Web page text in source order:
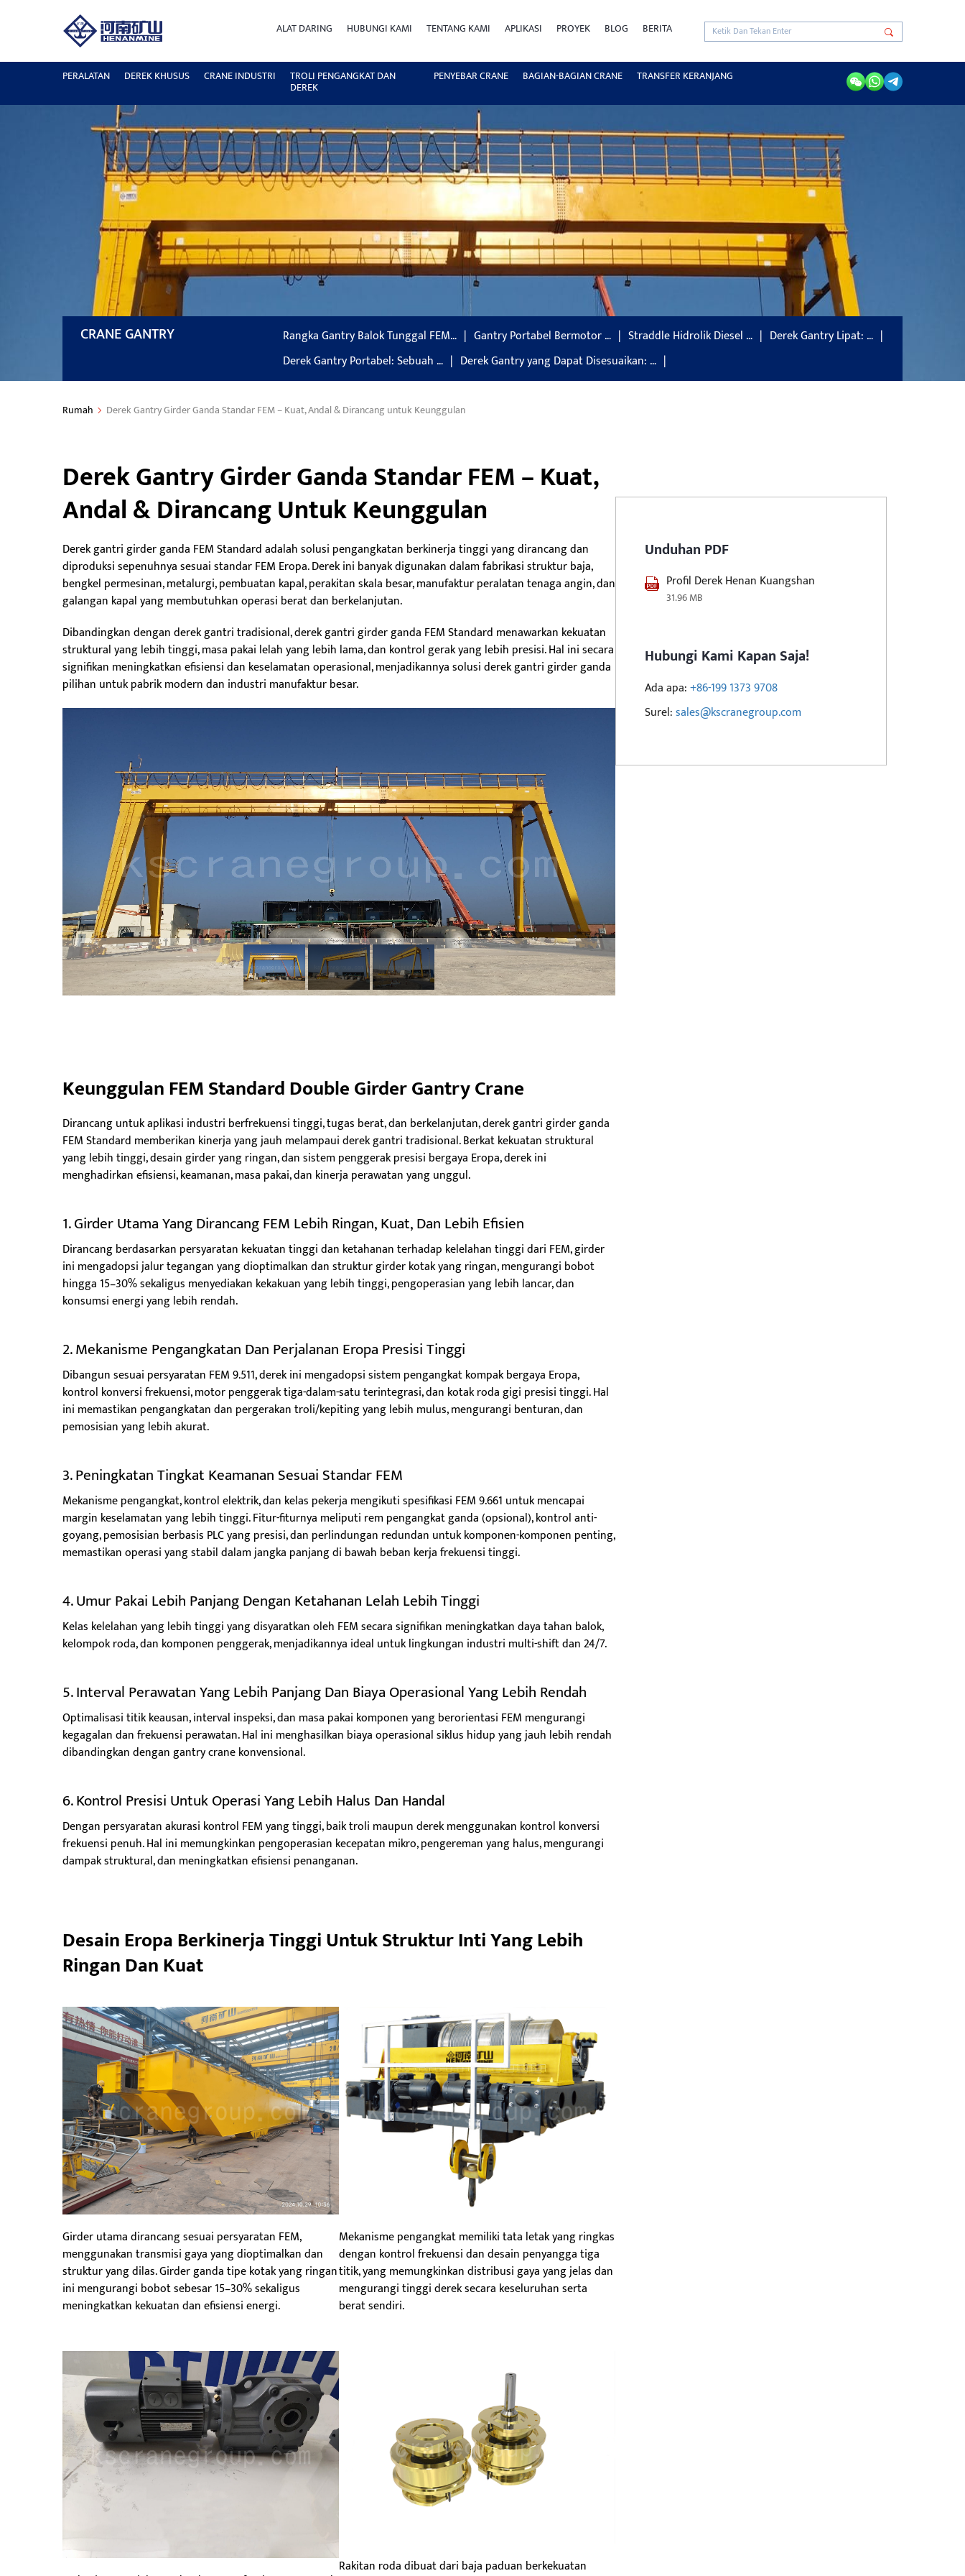
ALAT DARING HUBUNGI KAMI TENTANG KAMI APLIKASI PROYEK BLOG BERITA
PERALATAN DEREK KHUSUS CRANE INDUSTRI TROLI PENGANGKAT DAN
DEREK
PENYEBAR CRANE BAGIAN-BAGIAN CRANE TRANSFER KERANJANG
CRANE GANTRY Rangka Gantry Balok Tunggal FEM… Gantry Portabel Bermotor … Straddle Hidrolik Diesel …
Derek Gantry Lipat: …
Derek Gantry Portabel: Sebuah …
Derek Gantry yang Dapat Disesuaikan: …
Rumah Derek Gantry Girder Ganda Standar FEM – Kuat, Andal & Dirancang untuk Keunggulan
Derek Gantry Girder Ganda Standar FEM – Kuat,
Andal & Dirancang Untuk Keunggulan
Derek gantri girder ganda FEM Standard adalah solusi pengangkatan berkinerja tinggi yang dirancang dan
diproduksi sepenuhnya sesuai standar FEM Eropa. Derek ini banyak digunakan dalam fabrikasi struktur baja,
bengkel permesinan, metalurgi, pembuatan kapal, perakitan skala besar, manufaktur peralatan tenaga angin, dan
galangan kapal yang membutuhkan operasi berat dan berkelanjutan.
Dibandingkan dengan derek gantri tradisional, derek gantri girder ganda FEM Standard menawarkan kekuatan
struktural yang lebih tinggi, masa pakai lelah yang lebih lama, dan kontrol gerak yang lebih presisi. Hal ini secara
signifikan meningkatkan efisiensi dan keselamatan operasional, menjadikannya solusi derek gantri girder ganda
pilihan untuk pabrik modern dan industri manufaktur besar.
Keunggulan FEM Standard Double Girder Gantry Crane
Dirancang untuk aplikasi industri berfrekuensi tinggi, tugas berat, dan berkelanjutan, derek gantri girder ganda
FEM Standard memberikan kinerja yang jauh melampaui derek gantri tradisional. Berkat kekuatan struktural
yang lebih tinggi, desain girder yang ringan, dan sistem penggerak presisi bergaya Eropa, derek ini
menghadirkan efisiensi, keamanan, masa pakai, dan kinerja perawatan yang unggul.
1. Girder Utama Yang Dirancang FEM Lebih Ringan, Kuat, Dan Lebih Efisien
Dirancang berdasarkan persyaratan kekuatan tinggi dan ketahanan terhadap kelelahan tinggi dari FEM, girder
ini mengadopsi jalur tegangan yang dioptimalkan dan struktur girder kotak yang ringan, mengurangi bobot
hingga 15–30% sekaligus menyediakan kekakuan yang lebih tinggi, pengoperasian yang lebih lancar, dan
konsumsi energi yang lebih rendah.
2. Mekanisme Pengangkatan Dan Perjalanan Eropa Presisi Tinggi
Dibangun sesuai persyaratan FEM 9.511, derek ini mengadopsi sistem pengangkat kompak bergaya Eropa,
kontrol konversi frekuensi, motor penggerak tiga-dalam-satu terintegrasi, dan kotak roda gigi presisi tinggi. Hal
ini memastikan pengangkatan dan pergerakan troli/kepiting yang lebih mulus, mengurangi benturan, dan
pemosisian yang lebih akurat.
3. Peningkatan Tingkat Keamanan Sesuai Standar FEM
Mekanisme pengangkat, kontrol elektrik, dan kelas pekerja mengikuti spesifikasi FEM 9.661 untuk mencapai
margin keselamatan yang lebih tinggi. Fitur-fiturnya meliputi rem pengangkat ganda (opsional), kontrol anti-
goyang, pemosisian berbasis PLC yang presisi, dan perlindungan redundan untuk komponen-komponen penting,
memastikan operasi yang stabil dalam jangka panjang di bawah beban kerja frekuensi tinggi.
4. Umur Pakai Lebih Panjang Dengan Ketahanan Lelah Lebih Tinggi
Kelas kelelahan yang lebih tinggi yang disyaratkan oleh FEM secara signifikan meningkatkan daya tahan balok,
kelompok roda, dan komponen penggerak, menjadikannya ideal untuk lingkungan industri multi-shift dan 24/7.
5. Interval Perawatan Yang Lebih Panjang Dan Biaya Operasional Yang Lebih Rendah
Optimalisasi titik keausan, interval inspeksi, dan masa pakai komponen yang berorientasi FEM mengurangi
kegagalan dan frekuensi perawatan. Hal ini menghasilkan biaya operasional siklus hidup yang jauh lebih rendah
dibandingkan dengan gantry crane konvensional.
6. Kontrol Presisi Untuk Operasi Yang Lebih Halus Dan Handal
Dengan persyaratan akurasi kontrol FEM yang tinggi, baik troli maupun derek menggunakan kontrol konversi
frekuensi penuh. Hal ini memungkinkan pengoperasian kecepatan mikro, pengereman yang halus, mengurangi
dampak struktural, dan meningkatkan efisiensi penanganan.
Desain Eropa Berkinerja Tinggi Untuk Struktur Inti Yang Lebih
Ringan Dan Kuat
Girder utama dirancang sesuai persyaratan FEM,
menggunakan transmisi gaya yang dioptimalkan dan
struktur yang dilas. Girder ganda tipe kotak yang ringan
ini mengurangi bobot sebesar 15–30% sekaligus
meningkatkan kekuatan dan efisiensi energi.
Mekanisme pengangkat memiliki tata letak yang ringkas
dengan kontrol frekuensi dan desain penyangga tiga
titik, yang memungkinkan distribusi gaya yang jelas dan
mengurangi tinggi derek secara keseluruhan serta
berat sendiri.
Rakitan roda dibuat dari baja paduan berkekuatan
Unduhan PDF
Profil Derek Henan Kuangshan
31.96 MB
Hubungi Kami Kapan Saja!
Ada apa:+86-199 1373 9708
Surel:sales@kscranegroup.com